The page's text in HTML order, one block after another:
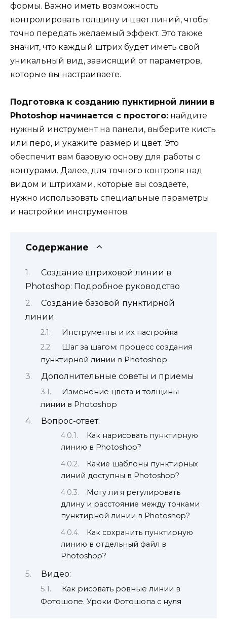
формы. Важно иметь возможность
контролировать толщину и цвет линий, чтобы
точно передать желаемый эффект. Это также
значит, что каждый штрих будет иметь свой
уникальный вид, зависящий от параметров,
которые вы настраиваете.
Подготовка к созданию пунктирной линии в
Photoshop начинается с простого: найдите
нужный инструмент на панели, выберите кисть
или перо, и укажите размер и цвет. Это
обеспечит вам базовую основу для работы с
контурами. Далее, для точного контроля над
видом и штрихами, которые вы создаете,
нужно использовать специальные параметры
и настройки инструментов.
Содержание
Создание штриховой линии в
Photoshop: Подробное руководство
Создание базовой пунктирной
линии
Инструменты и их настройка
Шаг за шагом: процесс создания
пунктирной линии в Photoshop
Дополнительные советы и приемы
Изменение цвета и толщины
линии в Photoshop
Вопрос-ответ:
Как нарисовать пунктирную
линию в Photoshop?
Какие шаблоны пунктирных
линий доступны в Photoshop?
Могу ли я регулировать
длину и расстояние между точками
пунктирной линии в Photoshop?
Как сохранить пунктирную
линию в отдельный файл в
Photoshop?
Видео:
Как рисовать ровные линии в
Фотошопе. Уроки Фотошопа с нуля